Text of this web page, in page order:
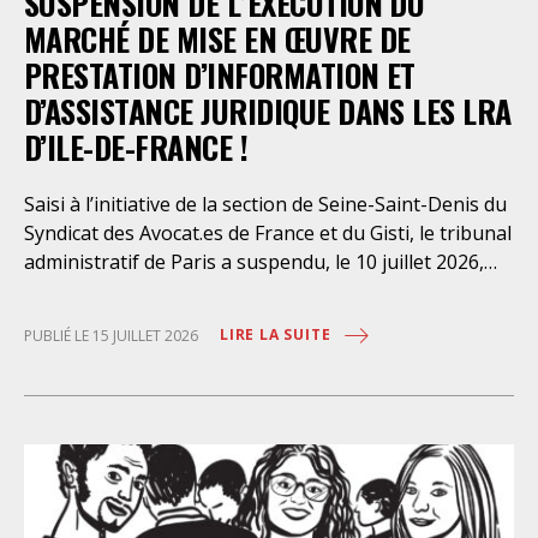
MARCHÉ DE MISE EN ŒUVRE DE
PRESTATION D’INFORMATION ET
D’ASSISTANCE JURIDIQUE DANS LES LRA
D’ILE-DE-FRANCE !
Saisi à l’initiative de la section de Seine-Saint-Denis du
Syndicat des Avocat.es de France et du Gisti, le tribunal
administratif de Paris a suspendu, le 10 juillet 2026,
juridique des étrangers maintenus dans les locaux de
droits fondamentaux des personnes retenues et
contreviennent de manière flagrante aux règles
déontologiques régissant la profession d’avocat. Ainsi,
PUBLIÉ LE 15 JUILLET 2026 LIRE LA SUITE